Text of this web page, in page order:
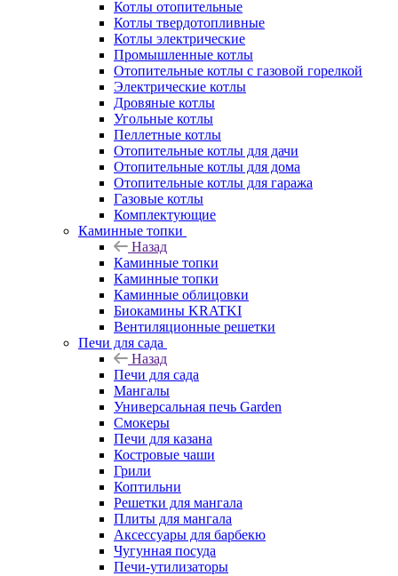
Котлы отопительные
Котлы твердотопливные
Котлы электрические
Промышленные котлы
Отопительные котлы с газовой горелкой
Электрические котлы
Дровяные котлы
Угольные котлы
Пеллетные котлы
Отопительные котлы для дачи
Отопительные котлы для дома
Отопительные котлы для гаража
Газовые котлы
Комплектующие
Каминные топки
Назад
Каминные топки
Каминные топки
Каминные облицовки
Биокамины KRATKI
Вентиляционные решетки
Печи для сада
Назад
Печи для сада
Мангалы
Универсальная печь Garden
Смокеры
Печи для казана
Костровые чаши
Грили
Коптильни
Решетки для мангала
Плиты для мангала
Аксессуары для барбекю
Чугунная посуда
Печи-утилизаторы